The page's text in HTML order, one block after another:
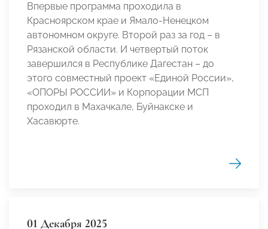
Впервые программа проходила в
Красноярском крае и Ямало-Ненецком
автономном округе. Второй раз за год – в
Рязанской области. И четвертый поток
завершился в Республике Дагестан – до
этого совместный проект «Единой России»,
«ОПОРЫ РОССИИ» и Корпорации МСП
проходил в Махачкале, Буйнакске и
Хасавюрте.
01 Декабря 2025